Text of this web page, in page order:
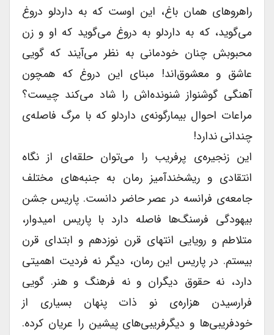
راهروهای همان باغ، این اوست که به داردلو دروغ
می‌گوید، که به داردلو به دروغ می‌گوید که او و زن
محبوبش چنان خودمانی به نظر می‌آیند که گویی
عاشق و معشوق‌اند! مبنای این دروغ که همچون
آهنگی گوشنواز شنونده‌اش را شاد می‌کند چیست؟
مراعات احوال بیمارگونه‌ی داردلو که با مرگ فاصله‌ی
چندانی ندارد!
این زنجیره‌ی پرفریب را می‌توان حلقه‌ای از نگاه
انتقادی و ریشخندآمیز رمان به جنبه‌های مختلف
جامعه‌ی فرانسه در عصر حاضر دانست. پاریس جشن
بیهودگی فرسنگ‌ها فاصله دارد با پاریس امیدوار،
متلاطم و رویایی انتهای قرن نوزدهم و ابتدای قرن
بیستم. در پاریس این رمان، دیگر نه فردیت اهمیتی
دارد، نه حقوق دیگران و نه فرهنگ و هنر. گویی
فرارسیدن هزاره‌ی نو ذات پنهان بسیاری از
خودفریبی‌ها و دیگرفریبی‌های پیشین را عریان کرده.